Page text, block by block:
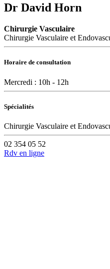
Dr David Horn
Chirurgie Vasculaire
Chirurgie Vasculaire et
Horaire de consultation
Mercredi : 10h - 12h
Spécialités
Chirurgie Vasculaire et
02 354 05 52
Rdv en ligne